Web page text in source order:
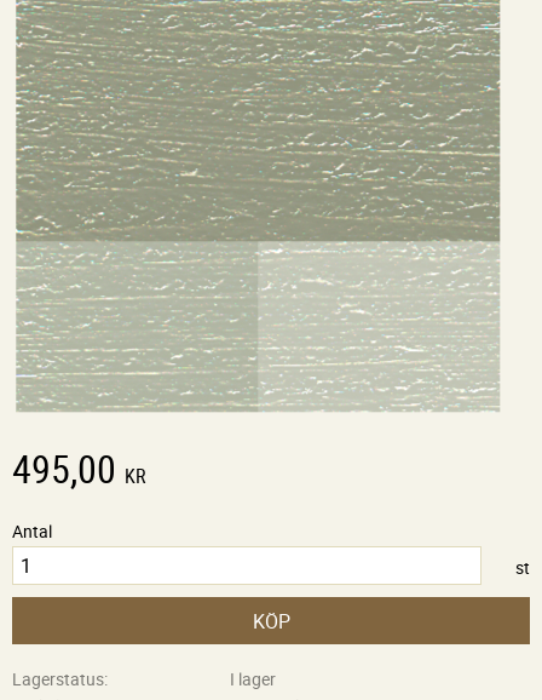
495,00 KR
Antal
st
KÖP
Lagerstatus
I lager